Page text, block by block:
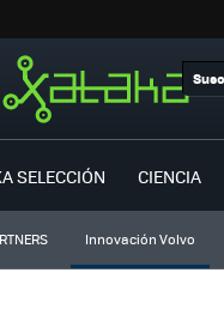
SELECCIÓN CIENCIA
Innovación Volvo